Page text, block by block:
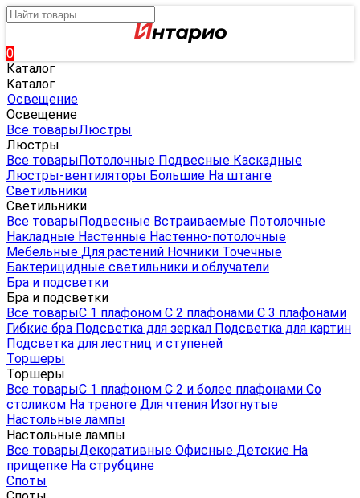
0
Каталог
Каталог
Освещение
Освещение
Все товарыЛюстры
Люстры
Все товарыПотолочные Подвесные Каскадные
Люстры-вентиляторы Большие На штанге
Светильники
Светильники
Все товарыПодвесные Встраиваемые Потолочные
Накладные Настенные Настенно-потолочные
Мебельные Для растений Ночники Точечные
Бактерицидные светильники и облучатели
Бра и подсветки
Бра и подсветки
Все товарыС 1 плафоном С 2 плафонами С 3 плафонами
Гибкие бра Подсветка для зеркал Подсветка для картин
Подсветка для лестниц и ступеней
Торшеры
Торшеры
Все товарыС 1 плафоном С 2 и более плафонами Со
столиком На треноге Для чтения Изогнутые
Настольные лампы
Настольные лампы
Все товарыДекоративные Офисные Детские На
прищепке На струбцине
Споты